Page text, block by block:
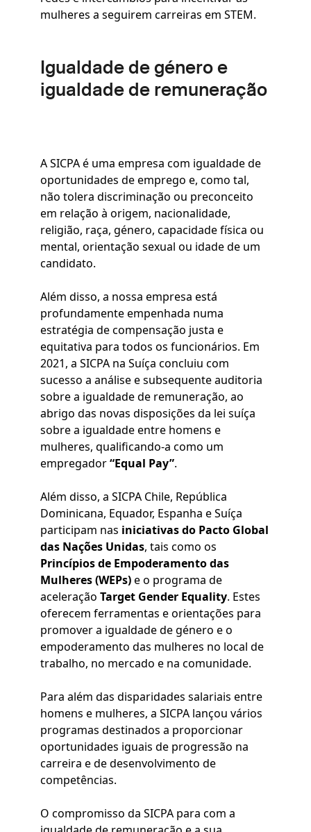
mulheres a seguirem carreiras em STEM.
Igualdade de género e
igualdade de remuneração
A SICPA é uma empresa com igualdade de
oportunidades de emprego e, como tal,
não tolera discriminação ou preconceito
em relação à origem, nacionalidade,
religião, raça, género, capacidade física ou
mental, orientação sexual ou idade de um
candidato.
Além disso, a nossa empresa está
profundamente empenhada numa
estratégia de compensação justa e
equitativa para todos os funcionários. Em
2021, a SICPA na Suíça concluiu com
sucesso a análise e subsequente auditoria
sobre a igualdade de remuneração, ao
abrigo das novas disposições da lei suíça
sobre a igualdade entre homens e
mulheres, qualificando-a como um
empregador“Equal Pay”.
Além disso, a SICPA Chile, República
Dominicana, Equador, Espanha e Suíça
participam nas iniciativas do Pacto Global
das Nações Unidas, tais como os
Princípios de Empoderamento das
Mulheres (WEPs)e o programa de
aceleração Target Gender Equality. Estes
oferecem ferramentas e orientações para
promover a igualdade de género e o
empoderamento das mulheres no local de
trabalho, no mercado e na comunidade.
Para além das disparidades salariais entre
homens e mulheres, a SICPA lançou vários
programas destinados a proporcionar
oportunidades iguais de progressão na
carreira e de desenvolvimento de
competências.
O compromisso da SICPA para com a